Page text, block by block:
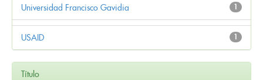
1
Universidad Francisco Gavidia
1
USAID
Título